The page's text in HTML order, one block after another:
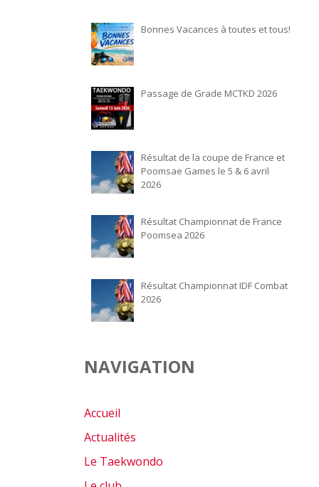
Bonnes Vacances à toutes et tous!
Passage de Grade MCTKD 2026
Résultat de la coupe de France et
Poomsae Games le 5 & 6 avril
2026
Résultat Championnat de France
Poomsea 2026
Résultat Championnat IDF Combat
2026
NAVIGATION
Accueil
Actualités
Le Taekwondo